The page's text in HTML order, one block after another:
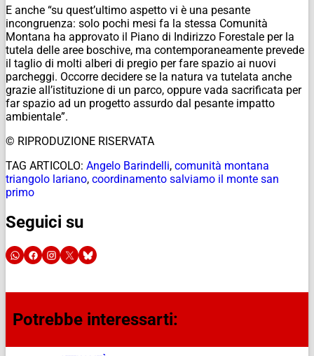
E anche “su quest’ultimo aspetto vi è una pesante
incongruenza: solo pochi mesi fa la stessa Comunità
Montana ha approvato il Piano di Indirizzo Forestale per la
tutela delle aree boschive, ma contemporaneamente prevede
il taglio di molti alberi di pregio per fare spazio ai nuovi
parcheggi. Occorre decidere se la natura va tutelata anche
grazie all’istituzione di un parco, oppure vada sacrificata per
far spazio ad un progetto assurdo dal pesante impatto
ambientale”.
© RIPRODUZIONE RISERVATA
TAG ARTICOLO: Angelo Barindelli, comunità montana
triangolo lariano, coordinamento salviamo il monte san
primo
Seguici su
Potrebbe interessarti: